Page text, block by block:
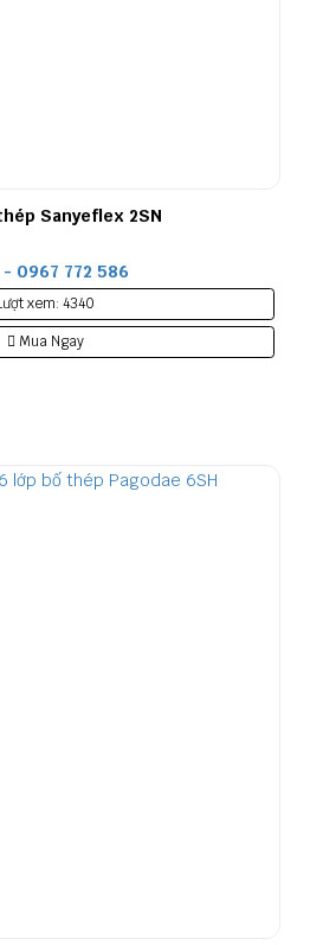
Sanyeflex 2SN
- 0967 772 586
xem: 4340
Mua Ngay